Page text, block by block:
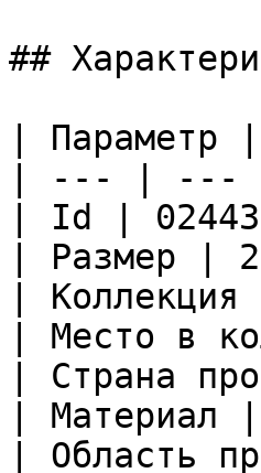
##
| Параметр
| --- | --- |
| Id |
| Размер |
|
| Место в
| Страна
| Материал
| Область